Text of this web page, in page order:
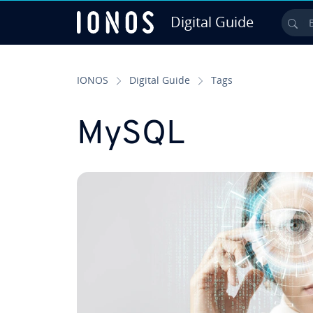
Digital Guide
IONOS Digital Guide Tags
MySQL